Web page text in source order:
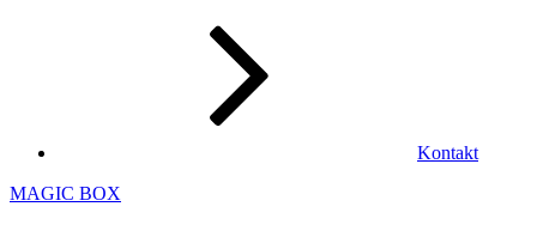
Kontakt
MAGIC BOX